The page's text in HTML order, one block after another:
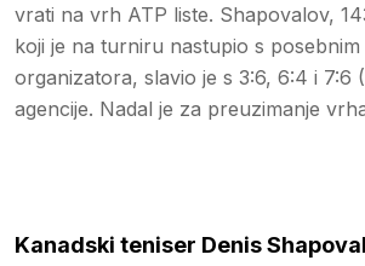
vrati na vrh ATP liste. Shapovalov,
koji je na turniru nastupio s
organizatora, slavio je s 3:6, 6:4 i 7:6
agencije. Nadal je za preuzimanje
Kanadski teniser Denis